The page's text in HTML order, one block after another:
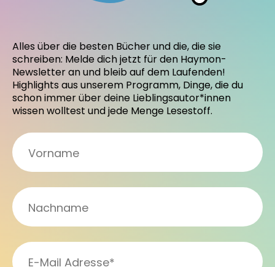
Alles über die besten Bücher und die, die sie
schreiben: Melde dich jetzt für den Haymon-
Newsletter an und bleib auf dem Laufenden!
Highlights aus unserem Programm, Dinge, die du
schon immer über deine Lieblingsautor*innen
wissen wolltest und jede Menge Lesestoff.